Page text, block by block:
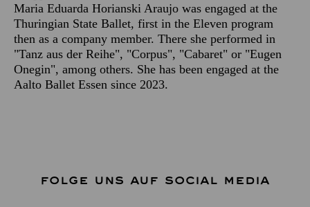
Maria Eduarda Horianski Araujo was engaged at the
Thuringian State Ballet, first in the Eleven program
then as a company member. There she performed in
"Tanz aus der Reihe", "Corpus", "Cabaret" or "Eugen
Onegin", among others. She has been engaged at the
Aalto Ballet Essen since 2023.
FOLGE UNS AUF SOCIAL MEDIA